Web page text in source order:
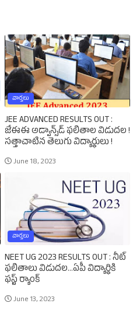
వార్తలు
JEE ADVANCED RESULTS OUT :
జేఈఈ అడ్వాన్స్‌డ్‌ ఫలితాల విడుదల !
సత్తాచాటిన తెలుగు విద్యార్థులు !
June 18, 2023
వార్తలు
NEET UG 2023 RESULTS OUT : నీట్‌
ఫలితాలు విడుదల...ఏపీ విద్యార్థికి
ఫస్ట్‌ ర్యాంక్‌
June 13, 2023